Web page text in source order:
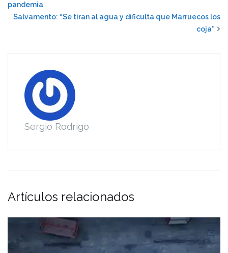
pandemia
Salvamento: “Se tiran al agua y dificulta que Marruecos los
coja”
Sergio Rodrigo
Artículos relacionados